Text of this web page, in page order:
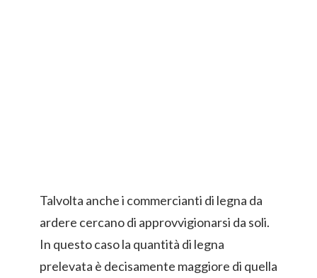
Talvolta anche i commercianti di legna da
ardere cercano di approvvigionarsi da soli.
In questo caso la quantità di legna
prelevata è decisamente maggiore di quella